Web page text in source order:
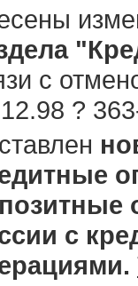
с
?
с